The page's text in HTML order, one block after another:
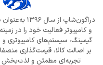
دراگون‌شاپ
و کامپیوتر فعالیت خود را در
گیمینگ، سیستم‌های کامپیوتری و
بر اصالت کالا، قیمت‌گذاری
تجربه‌ای مطمئن و لذت‌بخش از